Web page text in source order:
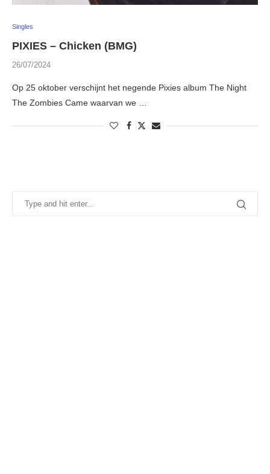
Singles
PIXIES – Chicken (BMG)
26/07/2024
Op 25 oktober verschijnt het negende Pixies album The Night
The Zombies Came waarvan we …